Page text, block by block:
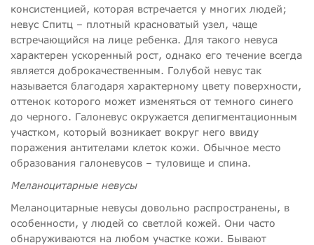
консистенцией, которая встречается у многих людей;
невус Спитц – плотный красноватый узел, чаще
встречающийся на лице ребенка. Для такого невуса
характерен ускоренный рост, однако его течение всегда
является доброкачественным. Голубой невус так
называется благодаря характерному цвету поверхности,
оттенок которого может изменяться от темного синего
до черного. Галоневус окружается депигментационным
участком, который возникает вокруг него ввиду
поражения антителами клеток кожи. Обычное место
образования галоневусов – туловище и спина.
Меланоцитарные невусы
Меланоцитарные невусы довольно распространены, в
особенности, у людей со светлой кожей. Они часто
обнаруживаются на любом участке кожи. Бывают